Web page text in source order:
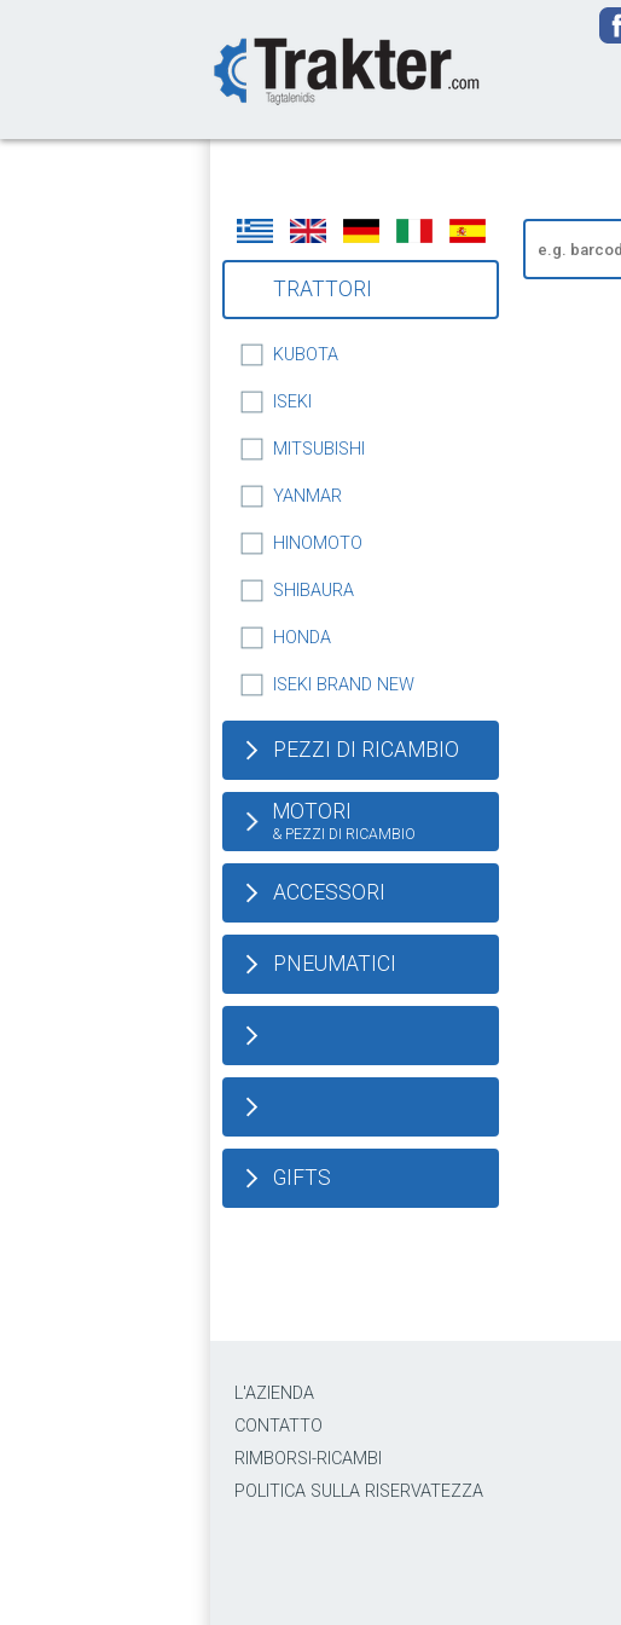
TRATTORI
KUBOTA
ISEKI
MITSUBISHI
YANMAR
HINOMOTO
SHIBAURA
HONDA
ISEKI BRAND NEW
PEZZI DI RICAMBIO
MOTORI
& PEZZI DI RICAMBIO
ACCESSORI
PNEUMATICI
GIFTS
L'AZIENDA
CONTATTO
RIMBORSI-RICAMBI
POLITICA SULLA RISERVATEZZA